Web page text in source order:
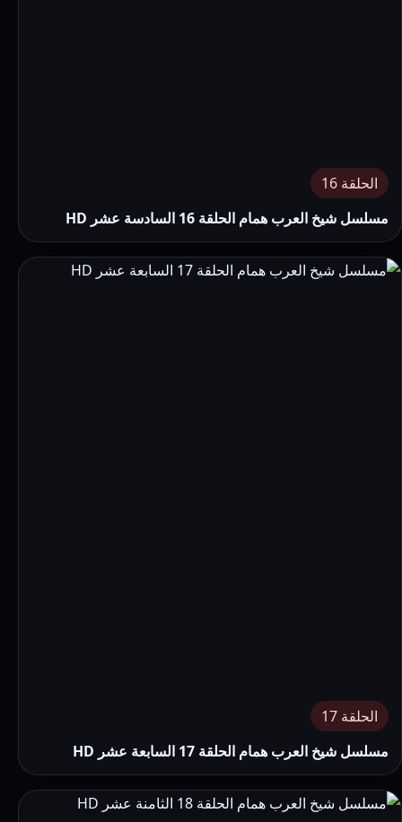
الحلقة 16
مسلسل شيخ العرب همام الحلقة 16 السادسة عشر HD
الحلقة 17
مسلسل شيخ العرب همام الحلقة 17 السابعة عشر HD